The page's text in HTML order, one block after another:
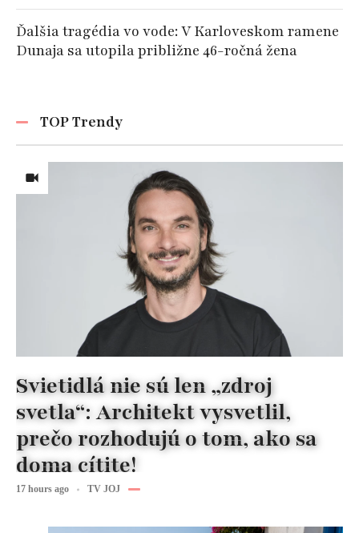
Ďalšia tragédia vo vode: V Karloveskom ramene
Dunaja sa utopila približne 46-ročná žena
TOP Trendy
Svietidlá nie sú len „zdroj
svetla“: Architekt vysvetlil,
prečo rozhodujú o tom, ako sa
doma cítite!
17 hours ago TV JOJ